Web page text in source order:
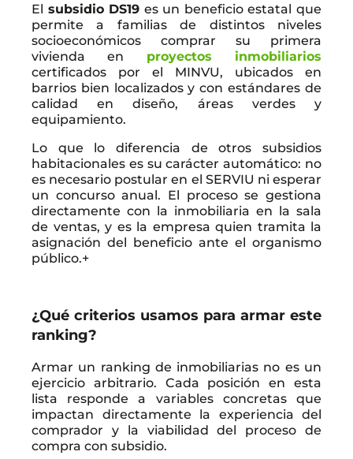
El subsidio DS19 es un beneficio estatal que
permite a familias de distintos niveles
socioeconómicos comprar su primera
vivienda en proyectos inmobiliarios
certificados por el MINVU, ubicados en
barrios bien localizados y con estándares de
calidad en diseño, áreas verdes y
equipamiento.
Lo que lo diferencia de otros subsidios
habitacionales es su carácter automático: no
es necesario postular en el SERVIU ni esperar
un concurso anual. El proceso se gestiona
directamente con la inmobiliaria en la sala
de ventas, y es la empresa quien tramita la
asignación del beneficio ante el organismo
público.+
¿Qué criterios usamos para armar este
ranking?
Armar un ranking de inmobiliarias no es un
ejercicio arbitrario. Cada posición en esta
lista responde a variables concretas que
impactan directamente la experiencia del
comprador y la viabilidad del proceso de
compra con subsidio.